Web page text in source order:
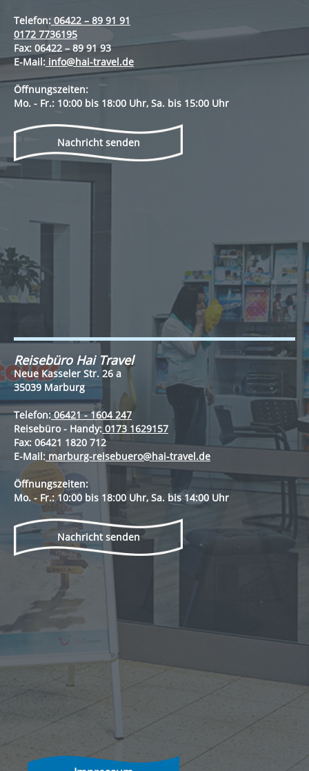
Telefon: 06422 – 89 91 91
0172 7736195
Fax: 06422 – 89 91 93
E-Mail: info@hai-travel.de
Öffnungszeiten:
Mo. - Fr.: 10:00 bis 18:00 Uhr, Sa. bis 15:00 Uhr
Nachricht senden
Reisebüro Hai Travel
Neue Kasseler Str. 26 a
35039 Marburg
Telefon:06421 - 1604 247
Reisebüro - Handy: 0173 1629157
Fax: 06421 1820 712
E-Mail: marburg-reisebuero@hai-travel.de
Öffnungszeiten:
Mo. - Fr.: 10:00 bis 18:00 Uhr, Sa. bis 14:00 Uhr
Nachricht senden